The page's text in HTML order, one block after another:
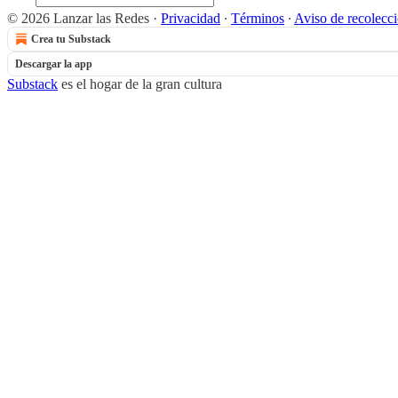
© 2026 Lanzar las Redes · Privacidad ∙ Términos ∙ Aviso de
Crea tu Substack
Descargar la app
Substack es el hogar de la gran cultura